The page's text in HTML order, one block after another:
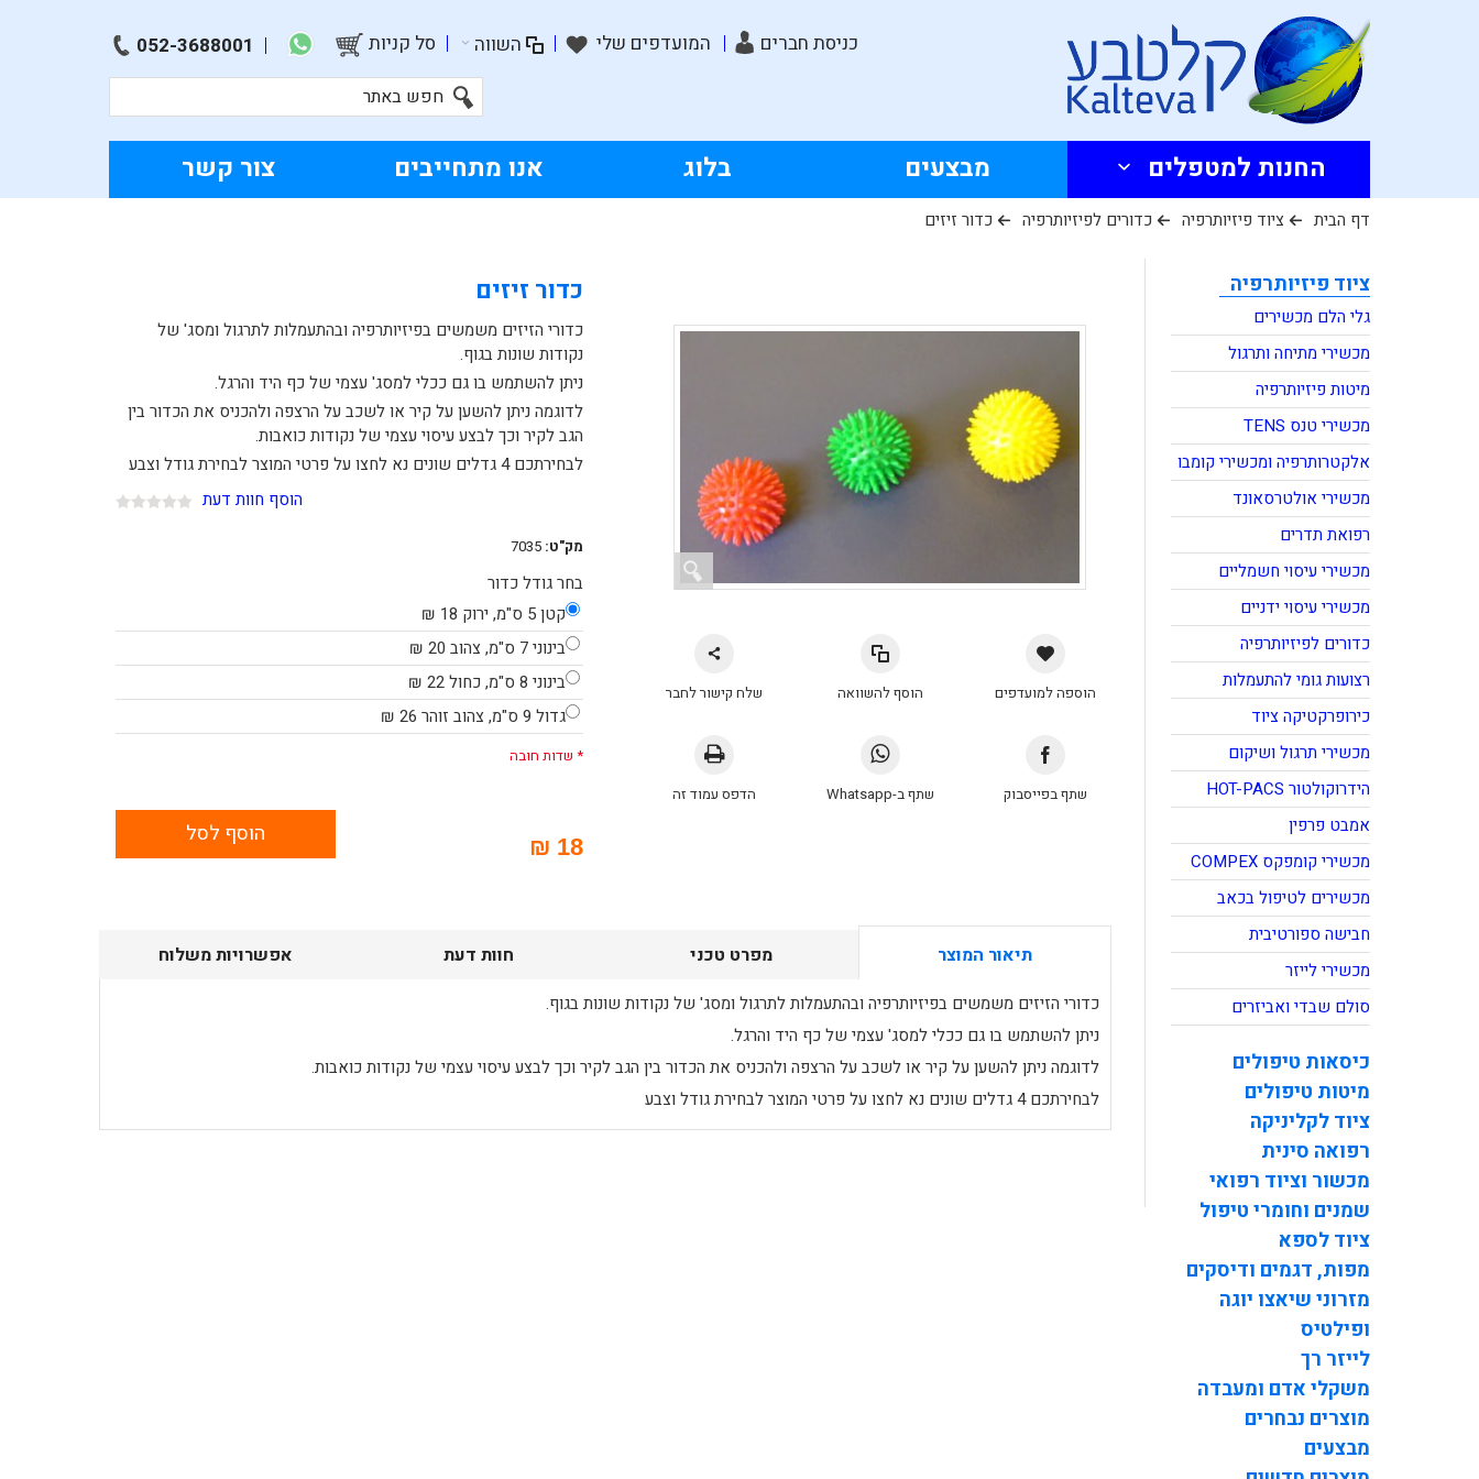
052-3688001 סל קניות השווה כניסת חברים המועדפים שלי
החנות למטפלים מבצעים בלוג אנו מתחייבים צור קשר
דף הבית ציוד פיזיותרפיה כדורים לפיזיותרפיה כדור זיזים
ציוד פיזיותרפיה
גלי הלם מכשירים
מכשירי מתיחה ותרגול
מיטות פיזיותרפיה
מכשירי טנס TENS
אלקטרותרפיה ומכשירי קומבו
מכשירי אולטרסאונד
רפואת תדרים
מכשירי עיסוי חשמליים
מכשירי עיסוי ידניים
כדורים לפיזיותרפיה
רצועות גומי להתעמלות
כירופרקטיקה ציוד
מכשירי תרגול ושיקום
הידרוקולטור HOT-PACS
אמבט פרפין
מכשירי קומפקס COMPEX
מכשירים לטיפול בכאב
חבישה ספורטיבית
מכשירי לייזר
סולם שבדי ואביזרים
כיסאות טיפולים
מיטות טיפולים
ציוד לקליניקה
רפואה סינית
מכשור וציוד רפואי
שמנים וחומרי טיפול
ציוד לספא
מפות, דגמים ודיסקים
מזרוני שיאצו יוגה
ופילטיס
לייזר רך
משקלי אדם ומעבדה
מוצרים נבחרים
מבצעים
כדור זיזים
כדורי הזיזים משמשים בפיזיותרפיה ובהתעמלות לתרגול ומסג' של
נקודות שונות בגוף.
ניתן להשתמש בו גם ככלי למסג' עצמי של כף היד והרגל.
לדוגמה ניתן להשען על קיר או לשכב על הרצפה ולהכניס את הכדור בין
הגב לקיר וכך לבצע עיסוי עצמי של נקודות כואבות.
לבחירתכם 4 גדלים שונים נא לחצו על פרטי המוצר לבחירת גודל וצבע
הוסף חוות דעת
מק"ט: 7035
בחר גודל כדור
קטן 5 ס"מ, ירוק
18 ₪
בינוני 7 ס"מ, צהוב
20 ₪
בינוני 8 ס"מ, כחול
22 ₪
גדול 9 ס"מ, צהוב זוהר
26 ₪
* שדות חובה
הוסף לסל 18 ₪
הוספה למועדפים הוסף להשוואה שלח קישור לחבר
שתף בפייסבוק שתף ב-Whatsapp הדפס עמוד זה
תיאור המוצר מפרט טכני חוות דעת אפשרויות משלוח
כדורי הזיזים משמשים בפיזיותרפיה ובהתעמלות לתרגול ומסג' של נקודות שונות בגוף.
ניתן להשתמש בו גם ככלי למסג' עצמי של כף היד והרגל.
לדוגמה ניתן להשען על קיר או לשכב על הרצפה ולהכניס את הכדור בין הגב לקיר וכך לבצע עיסוי עצמי של נקודות כואבות.
לבחירתכם 4 גדלים שונים נא לחצו על פרטי המוצר לבחירת גודל וצבע